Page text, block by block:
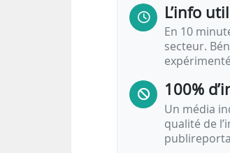
Les trajets les
L’info
En 10
secteur.
100%
Un média
qualité de